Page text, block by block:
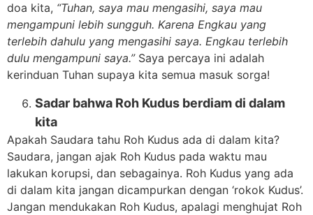
doa kita, “Tuhan, saya mau mengasihi, saya mau
mengampuni lebih sungguh. Karena Engkau yang
terlebih dahulu yang mengasihi saya. Engkau terlebih
dulu mengampuni saya.”Saya percaya ini adalah
kerinduan Tuhan supaya kita semua masuk sorga!
Sadar bahwa Roh Kudus berdiam di dalam
kita
Apakah Saudara tahu Roh Kudus ada di dalam kita?
Saudara, jangan ajak Roh Kudus pada waktu mau
lakukan korupsi, dan sebagainya. Roh Kudus yang ada
di dalam kita jangan dicampurkan dengan ‘rokok Kudus’.
Jangan mendukakan Roh Kudus, apalagi menghujat Roh